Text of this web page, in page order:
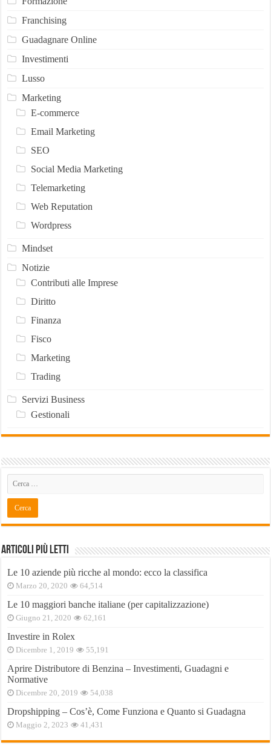
Franchising
Guadagnare Online
Investimenti
Lusso
Marketing
E-commerce
Email Marketing
SEO
Social Media Marketing
Telemarketing
Web Reputation
Wordpress
Mindset
Notizie
Contributi alle Imprese
Diritto
Finanza
Fisco
Marketing
Trading
Servizi Business
Gestionali
Articoli Più Letti
Le 10 aziende più ricche al mondo: ecco la classifica
Marzo 20, 2020 64,514
Le 10 maggiori banche italiane (per capitalizzazione)
Giugno 21, 2020 62,161
Investire in Rolex
Dicembre 1, 2019 55,191
Aprire Distributore di Benzina – Investimenti, Guadagni e
Normative
Dicembre 20, 2019 54,038
Dropshipping – Cos’è, Come Funziona e Quanto si Guadagna
Maggio 2, 2023 41,431